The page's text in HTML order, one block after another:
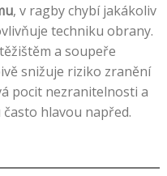
, v ragby chybí jakákoliv
techniku obrany.
a soupeře
snižuje riziko zranění
pocit nezranitelnosti a
hlavou napřed.